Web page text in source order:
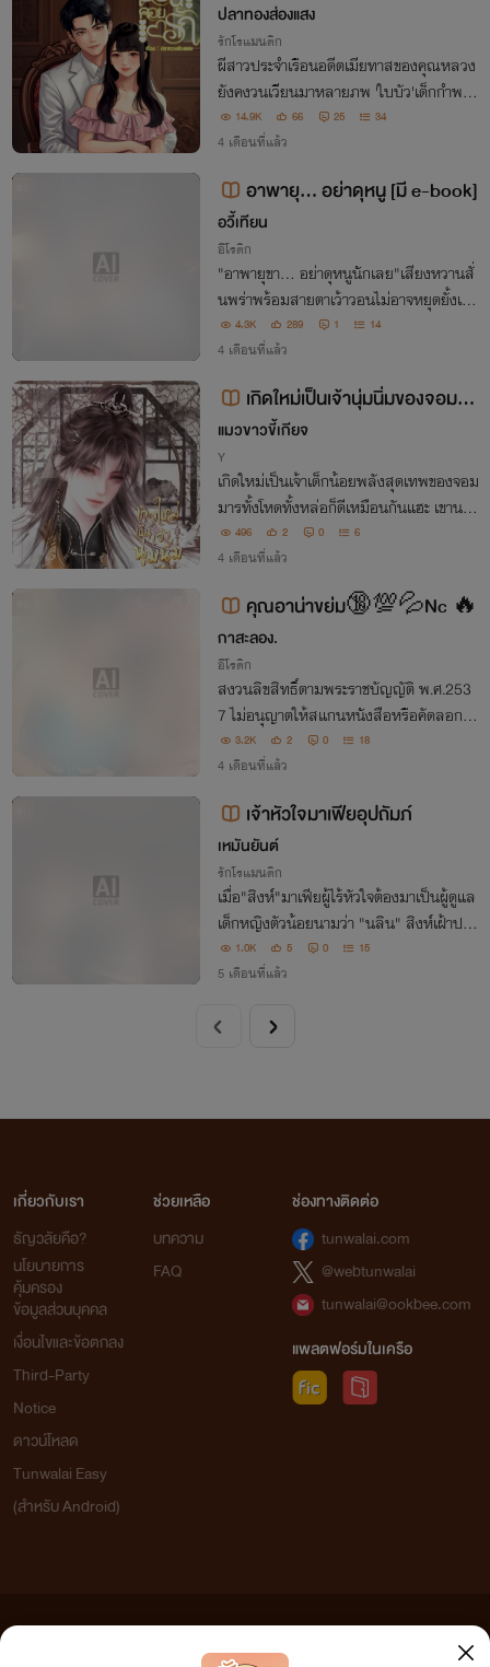
ปลาทองส่องแสง
รักโรแมนติก
ผีสาวประจำเรือนอดีตเมียทาสของคุณหลวง
ยังคงวนเวียนมาหลายภพ 'ใบบัว'เด็กกำพร้า
ที่ถูกอุปการะไว้ เจ้านายหนุ่มของเธอกำลังจะ
แต่งงานและใช้เรือนเก่านี้จัดงานแต่ง แต่ในวั
14.9K 66 25 34
4 เดือนที่แล้ว
อาพายุ... อย่าดุหนู [มี e-book]
อวี้เทียน
อีโรติก
"อาพายุขา... อย่าดุหนูนักเลย"เสียงหวานสั่
นพร่าพร้อมสายตาเว้าวอนไม่อาจหยุดยั้งเป
ลวไฟที่กำลังลุกโชนในดวงตาคมกริบของเขา
ได้... ยิ่งเธอทำตัวน่ารัก เขาก็ยิ่งอยากรังแก
4.3K 289 1 14
4 เดือนที่แล้ว
เกิดใหม่เป็นเจ้านุ่มนิ่มของจอมมา
รสุดโหด
แมวขาวขี้เกียจ
Y
เกิดใหม่เป็นเจ้าเด็กน้อยพลังสุดเทพของจอม
มารทั้งโหดทั้งหล่อก็ดีเหมือนกันแฮะ เขานะช
อบตอนที่เขาฟัดแก้มข้าที่สู๊ดดด!!
496 2 0 6
4 เดือนที่แล้ว
คุณอาน่าขย่ม🔞💯💦Nc 🔥
กาสะลอง.
อีโรติก
สงวนลิขสิทธิ์ตามพระราชบัญญัติ พ.ศ.253
7 ไม่อนุญาตให้สแกนหนังสือหรือคัดลอกเนื้
อหาส่วนใดส่วนหนึ่งของหนังสือ เว้นแต่ได้รั
บอนุญาตจากเจ้าของหนังสือเท่านั้น
3.2K 2 0 18
4 เดือนที่แล้ว
เจ้าหัวใจมาเฟียอุปถัมภ์
เหมันยันต์
รักโรแมนติก
เมื่อ"สิงห์"มาเฟียผู้ไร้หัวใจต้องมาเป็นผู้ดูแล
เด็กหญิงตัวน้อยนามว่า "นลิน" สิงห์เฝ้าประ
คบประหงมเธอราวกับไข่ในหิน โดยหารู้ไม่ว่า
มันกำลังเปลี่ยนความรักและเอ็นดูในอดีต ก
1.0K 5 0 15
5 เดือนที่แล้ว
เกี่ยวกับเรา
ธัญวลัยคือ?
นโยบายการ
คุ้มครอง
ข้อมูลส่วนบุคคล
เงื่อนไขและข้อตกลง
Third-Party
Notice
ดาวน์โหลด
Tunwalai Easy
(สำหรับ Android)
ช่วยเหลือ
บทความ
FAQ
ช่องทางติดต่อ
tunwalai.com
@webtunwalai
tunwalai@ookbee.com
แพลตฟอร์มในเครือ
เว็บไซต์แห่งนี้ไม่ได้เห็นด้วยและไม่ขอรับผิดชอบต่อข้อความใดๆ ทั้งสิ้น ดังนั้นผู้อ่านทุกท่านโปรดใช้